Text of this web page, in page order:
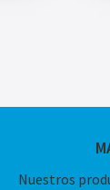
Nuestros